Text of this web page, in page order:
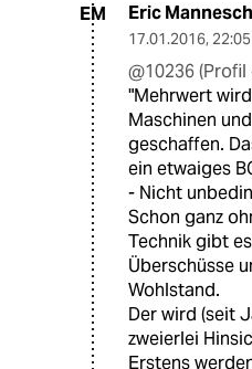
EM Eric
17.01.2016,
@10236
"Mehrwert
Maschinen
geschaffen.
ein etwaiges
- Nicht
Schon ganz
Technik gibt
Überschüsse
Wohlstand.
Der wird (seit
zweierlei
Erstens